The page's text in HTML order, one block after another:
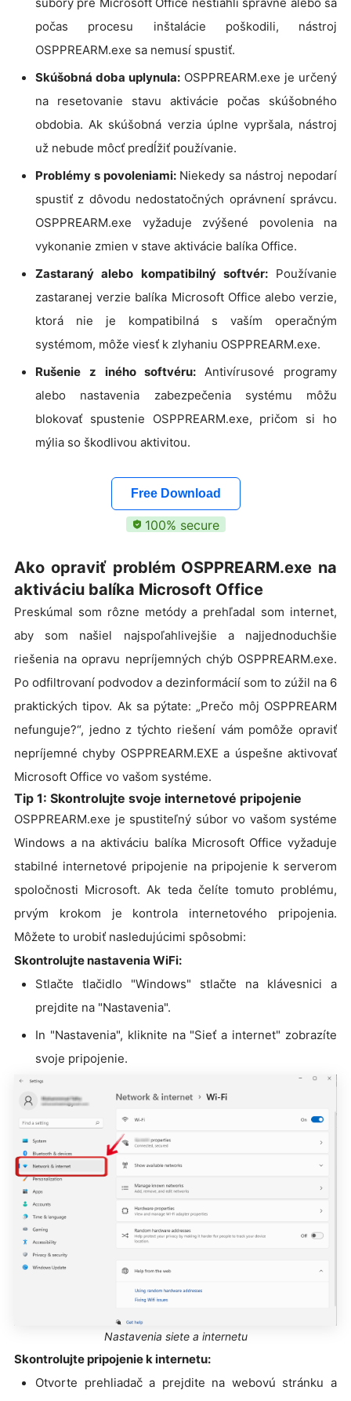
súbory pre Microsoft Office nestiahli správne alebo sa
počas procesu inštalácie poškodili, nástroj
OSPPREARM.exe sa nemusí spustiť.
Skúšobná doba uplynula: OSPPREARM.exe je určený
na resetovanie stavu aktivácie počas skúšobného
obdobia. Ak skúšobná verzia úplne vypršala, nástroj
už nebude môcť predĺžiť používanie.
Problémy s povoleniami: Niekedy sa nástroj nepodarí
spustiť z dôvodu nedostatočných oprávnení správcu.
OSPPREARM.exe vyžaduje zvýšené povolenia na
vykonanie zmien v stave aktivácie balíka Office.
Zastaraný alebo kompatibilný softvér:Používanie
zastaranej verzie balíka Microsoft Office alebo verzie,
ktorá nie je kompatibilná s vaším operačným
systémom, môže viesť k zlyhaniu OSPPREARM.exe.
Rušenie z iného softvéru:Antivírusové programy
alebo nastavenia zabezpečenia systému môžu
blokovať spustenie OSPPREARM.exe, pričom si ho
mýlia so škodlivou aktivitou.
Free Download
100% secure
Ako opraviť problém OSPPREARM.exe na
aktiváciu balíka Microsoft Office
Preskúmal som rôzne metódy a prehľadal som internet,
aby som našiel najspoľahlivejšie a najjednoduchšie
riešenia na opravu nepríjemných chýb OSPPREARM.exe.
Po odfiltrovaní podvodov a dezinformácií som to zúžil na 6
praktických tipov. Ak sa pýtate: „Prečo môj OSPPREARM
nefunguje?“, jedno z týchto riešení vám pomôže opraviť
nepríjemné chyby OSPPREARM.EXE a úspešne aktivovať
Microsoft Office vo vašom systéme.
Tip 1: Skontrolujte svoje internetové pripojenie
OSPPREARM.exe je spustiteľný súbor vo vašom systéme
Windows a na aktiváciu balíka Microsoft Office vyžaduje
stabilné internetové pripojenie na pripojenie k serverom
spoločnosti Microsoft. Ak teda čelíte tomuto problému,
prvým krokom je kontrola internetového pripojenia.
Môžete to urobiť nasledujúcimi spôsobmi:
Skontrolujte nastavenia WiFi:
Stlačte tlačidlo "Windows" stlačte na klávesnici a
prejdite na "Nastavenia".
In "Nastavenia", kliknite na "Sieť a internet" zobrazíte
svoje pripojenie.
Nastavenia siete a internetu
Skontrolujte pripojenie k internetu:
Otvorte prehliadač a prejdite na webovú stránku a